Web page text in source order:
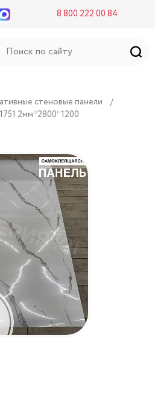
8 800 222 00 84
стеновые панели
/
2мм*2800*1200